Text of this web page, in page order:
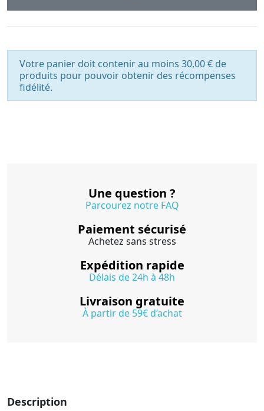
Votre panier doit contenir au moins 30,00 € de
produits pour pouvoir obtenir des récompenses
fidélité.
Une question ?
Parcourez notre FAQ
Paiement sécurisé
Achetez sans stress
Expédition rapide
Délais de 24h à 48h
Livraison gratuite
À partir de 59€ d’achat
Description